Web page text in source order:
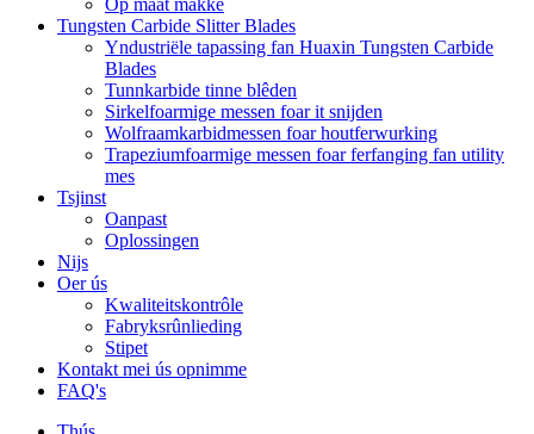
Op maat makke
Tungsten Carbide Slitter Blades
Yndustriële tapassing fan Huaxin Tungsten Carbide
Blades
Tunnkarbide tinne blêden
Sirkelfoarmige messen foar it snijden
Wolfraamkarbidmessen foar houtferwurking
Trapeziumfoarmige messen foar ferfanging fan utility
mes
Tsjinst
Oanpast
Oplossingen
Nijs
Oer ús
Kwaliteitskontrôle
Fabryksrûnlieding
Stipet
Kontakt mei ús opnimme
FAQ's